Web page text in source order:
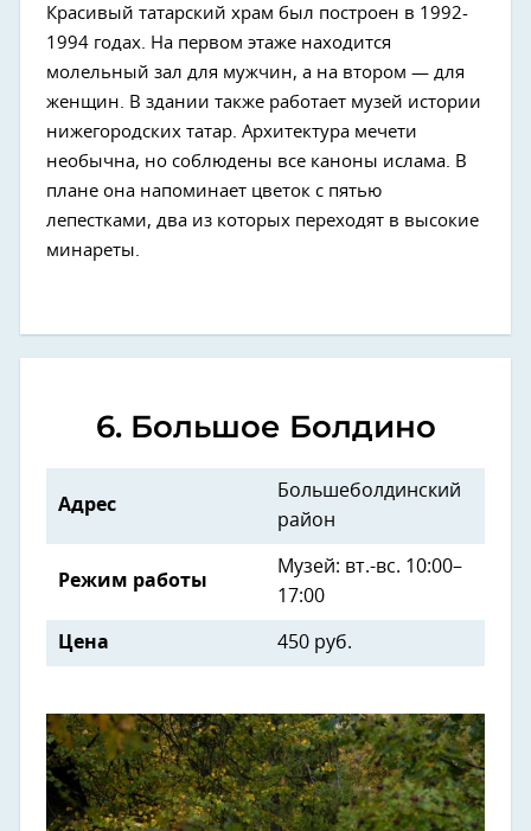
Красивый татарский храм был построен в 1992-
1994 годах. На первом этаже находится
молельный зал для мужчин, а на втором — для
женщин. В здании также работает музей истории
нижегородских татар. Архитектура мечети
необычна, но соблюдены все каноны ислама. В
плане она напоминает цветок с пятью
лепестками, два из которых переходят в высокие
минареты.
6. Большое Болдино
Адрес
Большеболдинский
район
Режим работы
Музей: вт.-вс. 10:00–
17:00
Цена 450 руб.